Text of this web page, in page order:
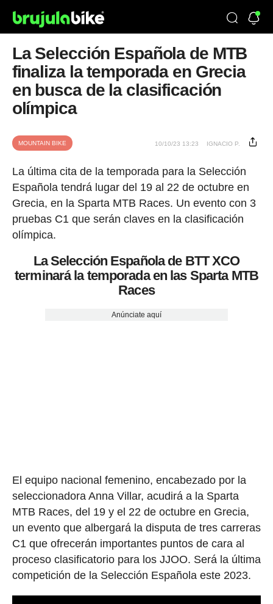
La Selección Española de MTB
finaliza la temporada en Grecia
en busca de la clasificación
olímpica
MOUNTAIN BIKE 10/10/23 13:23 IGNACIO P.
La última cita de la temporada para la Selección
Española tendrá lugar del 19 al 22 de octubre en
Grecia, en la Sparta MTB Races. Un evento con 3
pruebas C1 que serán claves en la clasificación
olímpica.
La Selección Española de BTT XCO
terminará la temporada en las Sparta MTB
Races
Anúnciate aquí
El equipo nacional femenino, encabezado por la
seleccionadora Anna Villar, acudirá a la Sparta
MTB Races, del 19 y el 22 de octubre en Grecia,
un evento que albergará la disputa de tres carreras
C1 que ofrecerán importantes puntos de cara al
proceso clasificatorio para los JJOO. Será la última
competición de la Selección Española este 2023.